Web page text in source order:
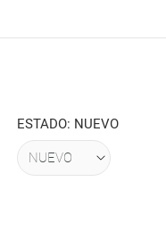
ESTADO: NUEVO